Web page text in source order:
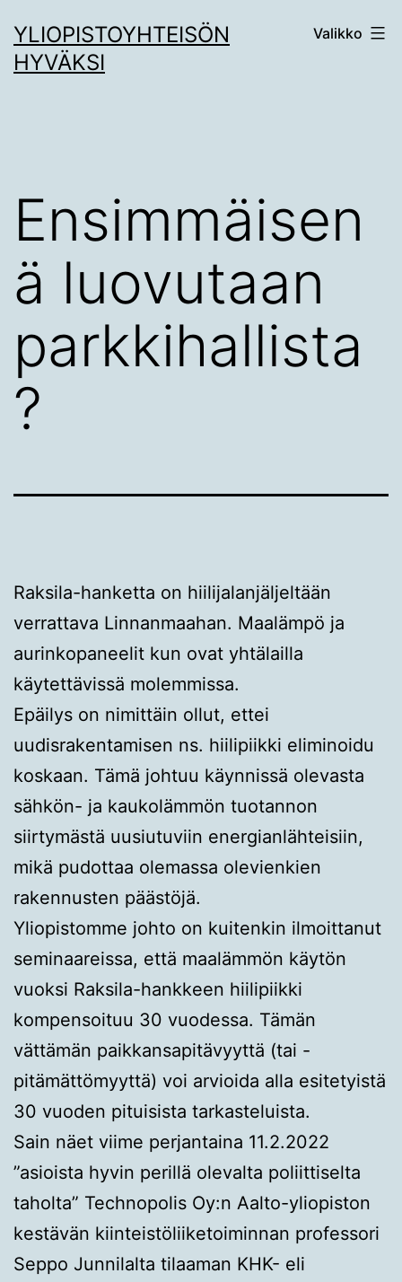
sisältöön
YLIOPISTOYHTEISÖN
HYVÄKSI
Valikko
Ensimmäisen
ä luovutaan
parkkihallista
?
Raksila-hanketta on hiilijalanjäljeltään
verrattava Linnanmaahan. Maalämpö ja
aurinkopaneelit kun ovat yhtälailla
käytettävissä molemmissa.
Epäilys on nimittäin ollut, ettei
uudisrakentamisen ns. hiilipiikki eliminoidu
koskaan. Tämä johtuu käynnissä olevasta
sähkön- ja kaukolämmön tuotannon
siirtymästä uusiutuviin energianlähteisiin,
mikä pudottaa olemassa olevienkien
rakennusten päästöjä.
Yliopistomme johto on kuitenkin ilmoittanut
seminaareissa, että maalämmön käytön
vuoksi Raksila-hankkeen hiilipiikki
kompensoituu 30 vuodessa. Tämän
vättämän paikkansapitävyyttä (tai -
pitämättömyyttä) voi arvioida alla esitetyistä
30 vuoden pituisista tarkasteluista.
Sain näet viime perjantaina 11.2.2022
”asioista hyvin perillä olevalta poliittiselta
taholta” Technopolis Oy:n Aalto-yliopiston
kestävän kiinteistöliiketoiminnan professori
Seppo Junnilalta tilaaman KHK- eli